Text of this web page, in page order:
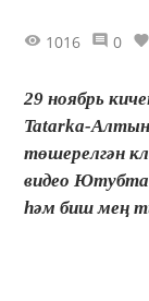
1016 0
29 ноябрь
Tatarka-
төшерелгән
видео Ютубта
һәм биш мең